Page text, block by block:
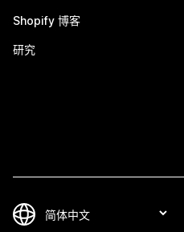
Shopify 博客
研究